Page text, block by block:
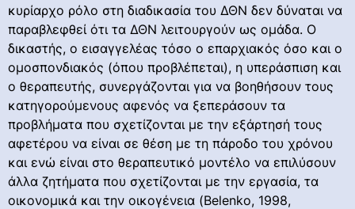
κυρίαρχο ρόλο στη διαδικασία του ΔΘΝ δεν δύναται να
παραβλεφθεί ότι τα ΔΘΝ λειτουργούν ως ομάδα. Ο
δικαστής, ο εισαγγελέας τόσο ο επαρχιακός όσο και ο
ομοσπονδιακός (όπου προβλέπεται), η υπεράσπιση και
ο θεραπευτής, συνεργάζονται για να βοηθήσουν τους
κατηγορούμενους αφενός να ξεπεράσουν τα
προβλήματα που σχετίζονται με την εξάρτησή τους
αφετέρου να είναι σε θέση με τη πάροδο του χρόνου
και ενώ είναι στο θεραπευτικό μοντέλο να επιλύσουν
άλλα ζητήματα που σχετίζονται με την εργασία, τα
οικονομικά και την οικογένεια (Belenko, 1998,